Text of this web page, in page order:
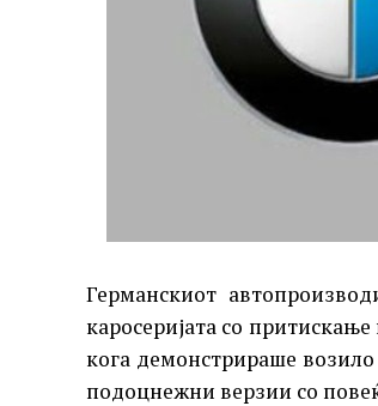
Германскиот
каросеријата со
кога демонстрираше
подоцнежни верзии со